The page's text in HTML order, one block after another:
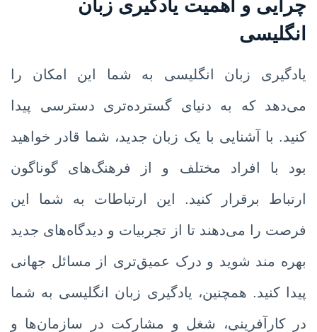
چرایی و اهمیت یادگیری زبان
انگلیسی
یادگیری زبان انگلیسی به شما این امکان را
می‌دهد که به دنیای گسترده‌تری دسترسی پیدا
کنید. با آشنایی با یک زبان جدید، شما قادر خواهید
بود با افراد مختلف و از فرهنگ‌های گوناگون
ارتباط برقرار کنید. این ارتباطات به شما این
فرصت را می‌دهند تا از تجربیات و دیدگاه‌های جدید
بهره مند شوید و درک عمیق‌تری از مسائل جهانی
پیدا کنید. همچنین، یادگیری زبان انگلیسی به شما
در کارآفرینی، شغل و مشارکت در سازمان‌ها و